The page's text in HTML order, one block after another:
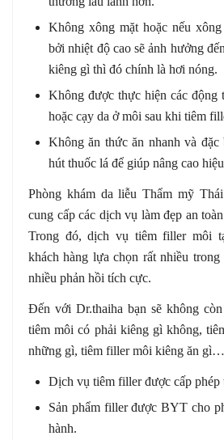
Không xông mặt hoặc nếu
bởi nhiệt độ cao sẽ ảnh hưởng
kiêng gì thì đó chính là hơi nóng.
Không được thực hiện các động
hoặc cạy da ở môi sau khi tiêm
Không ăn thức ăn nhanh và
hút thuốc lá để giúp nâng cao
Phòng khám da liễu Thẩm mỹ
cung cấp các dịch vụ làm đẹp an
Trong đó, dịch vụ tiêm filler môi
khách hàng lựa chọn rất nhiều
nhiều phản hồi tích cực.
Đến với Dr.thaiha bạn sẽ không
tiêm môi có phải kiêng gì không,
những gì, tiêm filler môi kiêng ăn
Dịch vụ tiêm filler được cấp phép
Sản phẩm filler được BYT cho
hành.